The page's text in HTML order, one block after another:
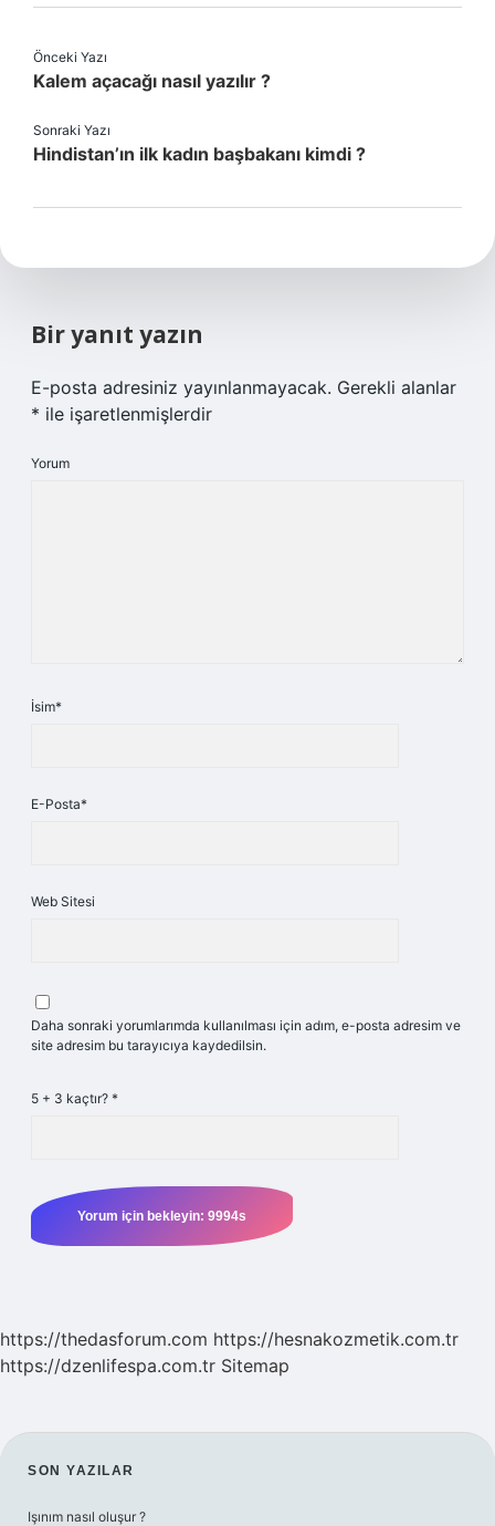
Önceki Yazı
Kalem açacağı nasıl yazılır ?
Sonraki Yazı
Hindistan’ın ilk kadın başbakanı kimdi ?
Bir yanıt yazın
E-posta adresiniz yayınlanmayacak. Gerekli alanlar
* ile işaretlenmişlerdir
Yorum
İsim*
E-Posta*
Web Sitesi
Daha sonraki yorumlarımda kullanılması için adım, e-posta adresim ve
site adresim bu tarayıcıya kaydedilsin.
5 + 3 kaçtır? *
https://thedasforum.com https://hesnakozmetik.com.tr
https://dzenlifespa.com.tr Sitemap
SIDEBAR
SON YAZILAR
Işınım nasıl oluşur ?